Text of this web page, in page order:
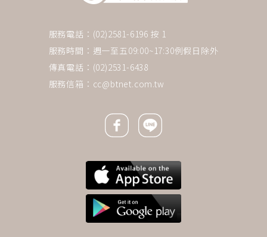
服務電話：(02)2581-6196 按 1
服務時間：週一至五09:00~17:30例假日除外
傳真電話：(02)2531-6438
服務信箱： cc@btnet.com.tw
Facebook icon
Line icon